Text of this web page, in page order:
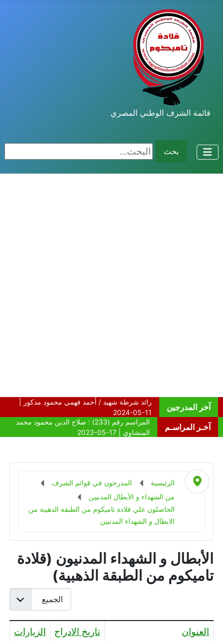
قائمة الشرف الوطني المصري
بحث البحث...
آخر المدرجين
آخـر المراسـم
الرئيسية
المدرجون في قوائم الشرف
من الشهداء و الأبطال المدنيين
الحاصلون علي قلادة تاميكوم من الطبقة الذهبية من
الابطال و الشهداء المدنيين
الأبطال و الشهداء المدنيون (قلادة
تاميكوم من الطبقة الذهبية)
عدد الإظهارات:
العنوان تاريخ الادراج الزيارات